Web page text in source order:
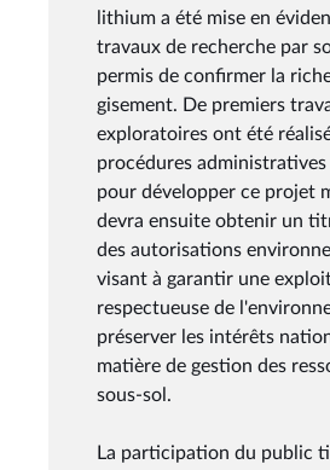
lithium a été mise en
travaux de recherche par
permis de confirmer la
gisement. De premiers
exploratoires ont été
procédures administratives
pour développer ce projet
devra ensuite obtenir un
des autorisations
visant à garantir une
respectueuse de
préserver les intérêts
matière de gestion des
sous-sol.
La participation du public